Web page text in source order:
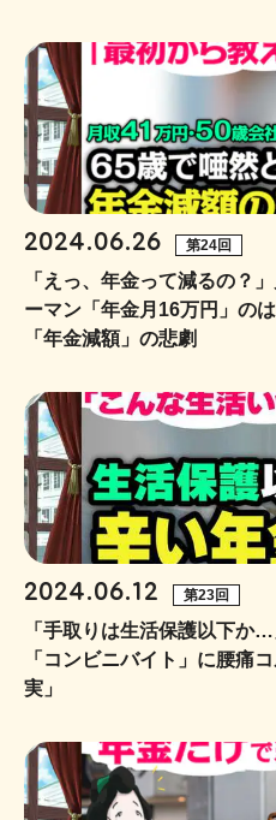
2024.06.26 第24回
「えっ、年金って減るの？
ーマン「年金月16万円」の
「年金減額」の悲劇
2024.06.12 第23回
「手取りは生活保護以下か
「コンビニバイト」に腰痛
実」